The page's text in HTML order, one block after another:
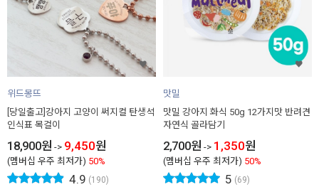
위드몽뜨
[당일출고]강아지 고양이 써지컬 탄생석
인식표 목걸이
18,900원 -> 9,450원
(멤버십 우주 최저가) 50%
4.9 (190)
맛밀
맛밀 강아지 화식 50g 12가지맛 반려견
자연식 골라담기
2,700원 -> 1,350원
(멤버십 우주 최저가) 50%
5 (69)